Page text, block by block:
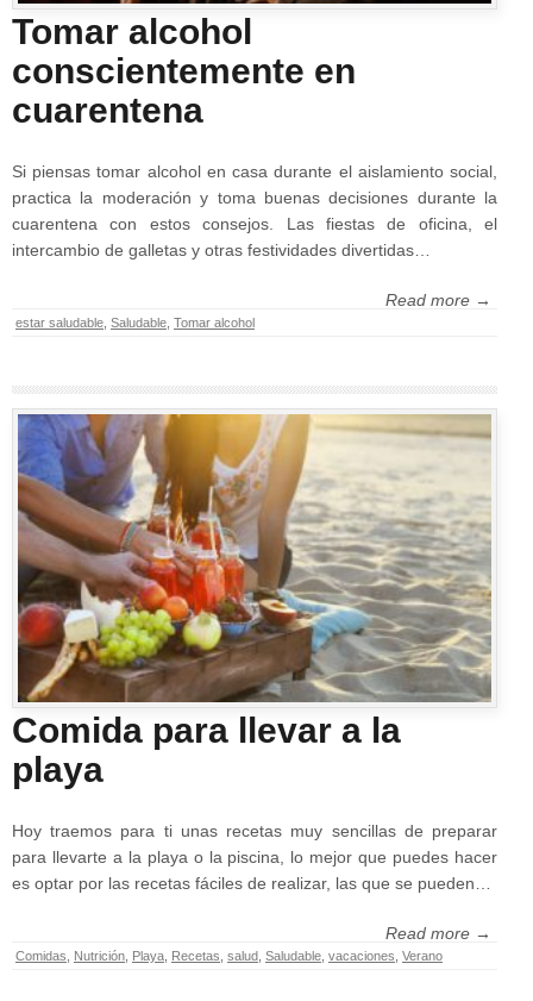
Tomar alcohol
conscientemente en
cuarentena
Si piensas tomar alcohol en casa durante el aislamiento social,
practica la moderación y toma buenas decisiones durante la
cuarentena con estos consejos. Las fiestas de oficina, el
intercambio de galletas y otras festividades divertidas…
Read more →
estar saludable Saludable Tomar alcohol
Comida para llevar a la
playa
Hoy traemos para ti unas recetas muy sencillas de preparar
para llevarte a la playa o la piscina, lo mejor que puedes hacer
es optar por las recetas fáciles de realizar, las que se pueden…
Read more →
Comidas Nutrición Playa Recetas salud Saludable vacaciones Verano